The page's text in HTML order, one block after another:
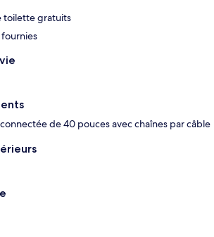
toilette gratuits
de 40 pouces avec chaînes par câble